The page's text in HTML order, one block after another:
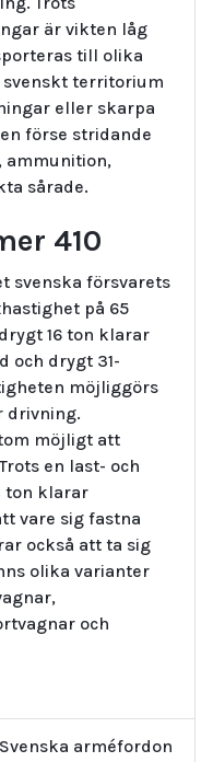
är vikten låg
till olika
territorium
eller skarpa
förse stridande
ammunition,
sårade.
410
svenska försvarets
på 65
16 ton klarar
och drygt 31-
möjliggörs
drivning.
möjligt att
en last- och
ton klarar
vare sig fastna
också att ta sig
olika varianter
och
Svenska arméfordon